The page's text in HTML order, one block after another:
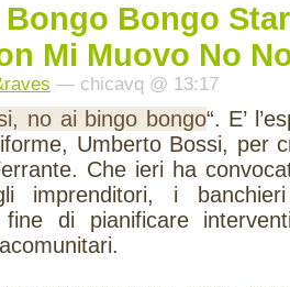
Bongo
Mi Muovo No
— chicavq @ 13:17
no ai bingo bongo“. E’
Umberto Bossi, per
Che ieri ha
imprenditori, i
fine di pianificare